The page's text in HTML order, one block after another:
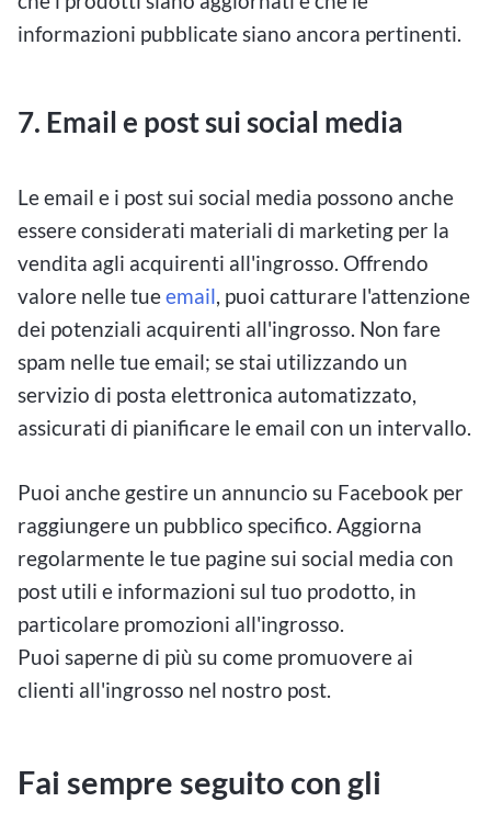
informazioni pubblicate siano ancora pertinenti.
7. Email e post sui social media
Le email e i post sui social media possono anche
essere considerati materiali di marketing per la
vendita agli acquirenti all'ingrosso. Offrendo
valore nelle tueemail, puoi catturare l'attenzione
dei potenziali acquirenti all'ingrosso. Non fare
spam nelle tue email; se stai utilizzando un
servizio di posta elettronica automatizzato,
assicurati di pianificare le email con un intervallo.
Puoi anche gestire un annuncio su Facebook per
raggiungere un pubblico specifico. Aggiorna
regolarmente le tue pagine sui social media con
post utili e informazioni sul tuo prodotto, in
particolare promozioni all'ingrosso.
Puoi saperne di più su come promuovere ai
clienti all'ingrosso nel nostro post.
Fai sempre seguito con gli